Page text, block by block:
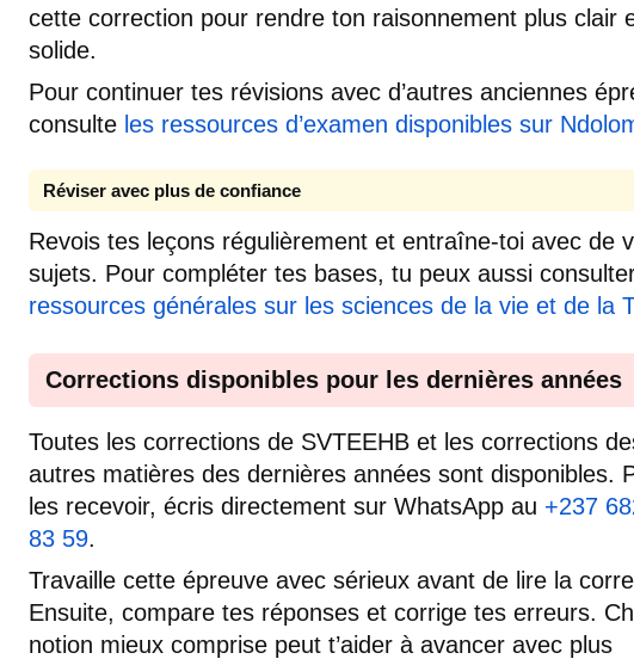
cette correction pour rendre ton raisonnement plus clair
solide.
Pour continuer tes révisions avec d’autres anciennes
consulte les ressources d’examen disponibles sur
Réviser avec plus de confiance
Revois tes leçons régulièrement et entraîne-toi avec de
sujets. Pour compléter tes bases, tu peux aussi
ressources générales sur les sciences de la vie et de la
Corrections disponibles pour les dernières années
Toutes les corrections de SVTEEHB et les corrections
autres matières des dernières années sont disponibles.
les recevoir, écris directement sur WhatsApp au +237
83 59.
Travaille cette épreuve avec sérieux avant de lire la
Ensuite, compare tes réponses et corrige tes erreurs.
notion mieux comprise peut t’aider à avancer avec plus